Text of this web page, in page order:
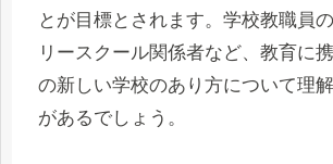
とが目標とされます。学校教職員
リースクール関係者など、教育に
の新しい学校のあり方について理
があるでしょう。